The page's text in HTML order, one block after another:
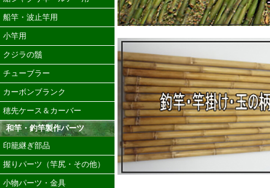
船竿・波止竿用
小竿用
クジラの鬚
チューブラー
カーボンブランク
穂先ケース＆カーバー
和竿・釣竿製作パーツ
印籠継ぎ部品
握りパーツ（竿尻・その他）
小物パーツ・金具